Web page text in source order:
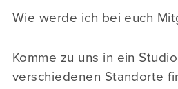
Wie werde ich bei euch
Komme zu uns in ein
verschiedenen Standorte